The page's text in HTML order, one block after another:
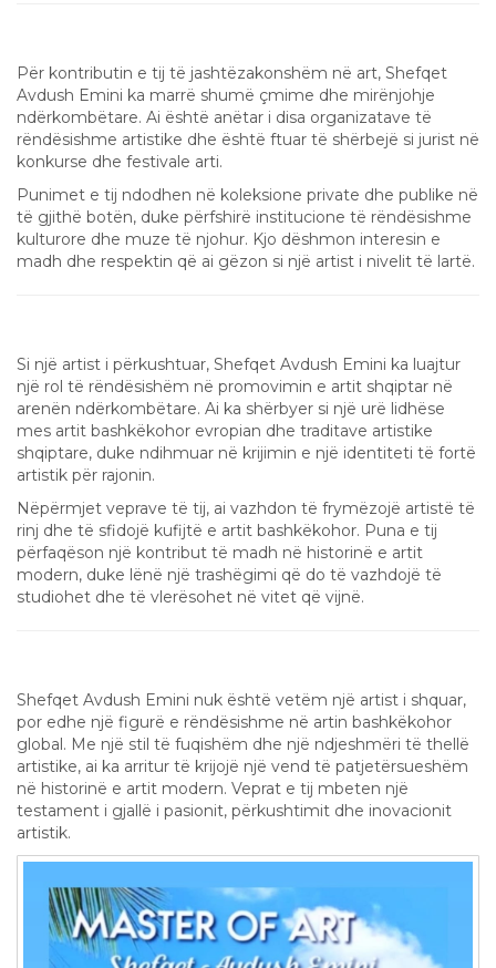
Për kontributin e tij të jashtëzakonshëm në art, Shefqet
Avdush Emini ka marrë shumë çmime dhe mirënjohje
ndërkombëtare. Ai është anëtar i disa organizatave të
rëndësishme artistike dhe është ftuar të shërbejë si jurist në
konkurse dhe festivale arti.
Punimet e tij ndodhen në koleksione private dhe publike në
të gjithë botën, duke përfshirë institucione të rëndësishme
kulturore dhe muze të njohur. Kjo dëshmon interesin e
madh dhe respektin që ai gëzon si një artist i nivelit të lartë.
Si një artist i përkushtuar, Shefqet Avdush Emini ka luajtur
një rol të rëndësishëm në promovimin e artit shqiptar në
arenën ndërkombëtare. Ai ka shërbyer si një urë lidhëse
mes artit bashkëkohor evropian dhe traditave artistike
shqiptare, duke ndihmuar në krijimin e një identiteti të fortë
artistik për rajonin.
Nëpërmjet veprave të tij, ai vazhdon të frymëzojë artistë të
rinj dhe të sfidojë kufijtë e artit bashkëkohor. Puna e tij
përfaqëson një kontribut të madh në historinë e artit
modern, duke lënë një trashëgimi që do të vazhdojë të
studiohet dhe të vlerësohet në vitet që vijnë.
Shefqet Avdush Emini nuk është vetëm një artist i shquar,
por edhe një figurë e rëndësishme në artin bashkëkohor
global. Me një stil të fuqishëm dhe një ndjeshmëri të thellë
artistike, ai ka arritur të krijojë një vend të patjetërsueshëm
në historinë e artit modern. Veprat e tij mbeten një
testament i gjallë i pasionit, përkushtimit dhe inovacionit
artistik.